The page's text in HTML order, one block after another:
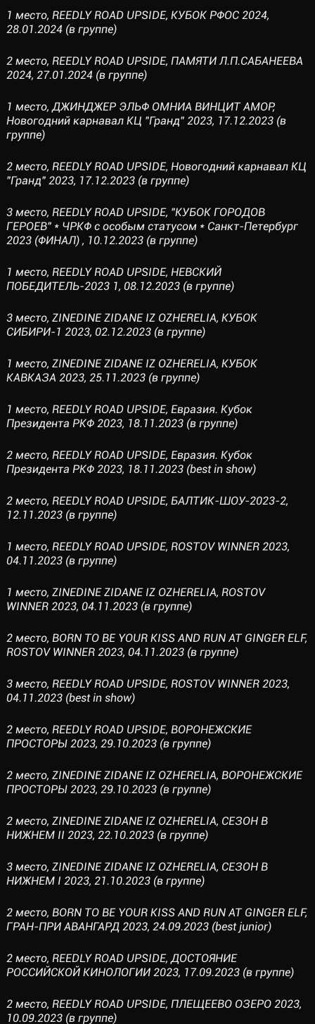
1 место, REEDLY ROAD UPSIDE, КУБОК РФОС 2024,
28.01.2024 (в группе)
2 место, REEDLY ROAD UPSIDE, ПАМЯТИ Л.П.САБАНЕЕВА
2024, 27.01.2024 (в группе)
1 место, ДЖИНДЖЕР ЭЛЬФ ОМНИА ВИНЦИТ АМОР,
Новогодний карнавал КЦ "Гранд" 2023, 17.12.2023 (в
группе)
2 место, REEDLY ROAD UPSIDE, Новогодний карнавал КЦ
"Гранд" 2023, 17.12.2023 (в группе)
3 место, REEDLY ROAD UPSIDE, "КУБОК ГОРОДОВ
ГЕРОЕВ" * ЧРКФ с особым статусом * Санкт-Петербург
2023 (ФИНАЛ) , 10.12.2023 (в группе)
1 место, REEDLY ROAD UPSIDE, НЕВСКИЙ
ПОБЕДИТЕЛЬ-2023 1, 08.12.2023 (в группе)
3 место, ZINEDINE ZIDANE IZ OZHERELIA, КУБОК
СИБИРИ-1 2023, 02.12.2023 (в группе)
1 место, ZINEDINE ZIDANE IZ OZHERELIA, КУБОК
КАВКАЗА 2023, 25.11.2023 (в группе)
1 место, REEDLY ROAD UPSIDE, Евразия. Кубок
Президента РКФ 2023, 18.11.2023 (в группе)
2 место, REEDLY ROAD UPSIDE, Евразия. Кубок
Президента РКФ 2023, 18.11.2023 (best in show)
2 место, REEDLY ROAD UPSIDE, БАЛТИК-ШОУ-2023-2,
12.11.2023 (в группе)
1 место, REEDLY ROAD UPSIDE, ROSTOV WINNER 2023,
04.11.2023 (в группе)
1 место, ZINEDINE ZIDANE IZ OZHERELIA, ROSTOV
WINNER 2023, 04.11.2023 (в группе)
2 место, BORN TO BE YOUR KISS AND RUN AT GINGER ELF,
ROSTOV WINNER 2023, 04.11.2023 (в группе)
3 место, REEDLY ROAD UPSIDE, ROSTOV WINNER 2023,
04.11.2023 (best in show)
2 место, REEDLY ROAD UPSIDE, ВОРОНЕЖСКИЕ
ПРОСТОРЫ 2023, 29.10.2023 (в группе)
2 место, ZINEDINE ZIDANE IZ OZHERELIA, ВОРОНЕЖСКИЕ
ПРОСТОРЫ 2023, 29.10.2023 (в группе)
2 место, ZINEDINE ZIDANE IZ OZHERELIA, СЕЗОН В
НИЖНЕМ II 2023, 22.10.2023 (в группе)
3 место, ZINEDINE ZIDANE IZ OZHERELIA, СЕЗОН В
НИЖНЕМ I 2023, 21.10.2023 (в группе)
2 место, BORN TO BE YOUR KISS AND RUN AT GINGER ELF,
ГРАН-ПРИ АВАНГАРД 2023, 24.09.2023 (best junior)
2 место, REEDLY ROAD UPSIDE, ДОСТОЯНИЕ
РОССИЙСКОЙ КИНОЛОГИИ 2023, 17.09.2023 (в группе)
2 место, REEDLY ROAD UPSIDE, ПЛЕЩЕЕВО ОЗЕРО 2023,
10.09.2023 (в группе)